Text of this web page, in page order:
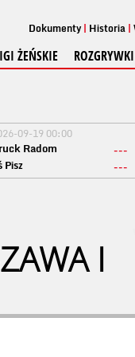
Dokumenty Historia
ŻEŃSKIE ROZGRYWKI
09-19 00:00
Radom
---
Pisz
---
I